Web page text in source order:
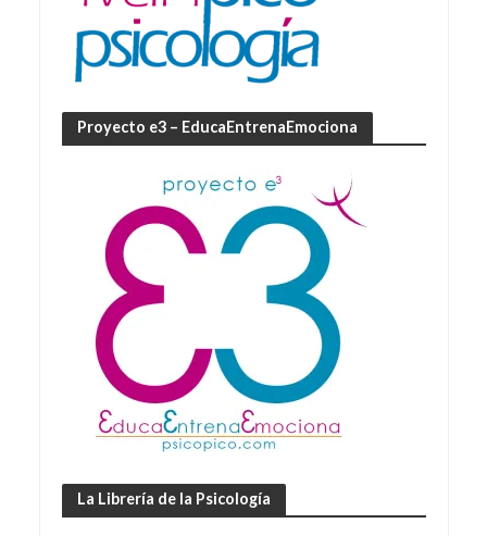
Proyecto e3 – EducaEntrenaEmociona
La Librería de la Psicología